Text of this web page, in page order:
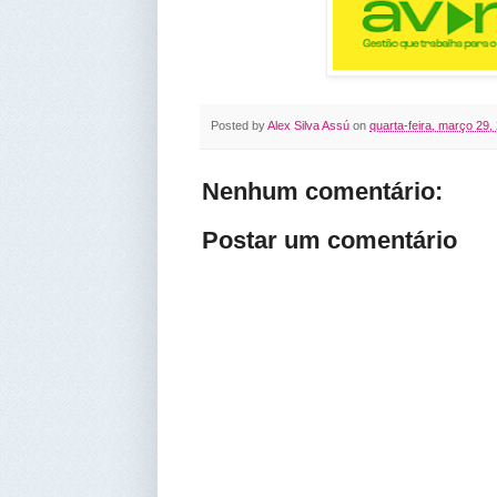
Posted byAlex Silva Assú on quarta-feira, março 29,
Nenhum comentário:
Postar um comentário